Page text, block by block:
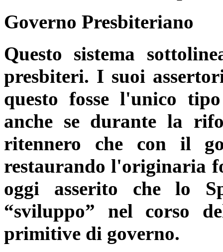
Governo Presbiteriano
Questo sistema
presbiteri. I suoi
questo fosse l'unico
anche se durante la
ritennero che con il
restaurando l'originaria
oggi asserito che lo
“sviluppo” nel corso
primitive di governo.